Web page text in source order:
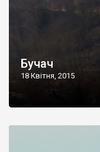
Бучач
18 Квітня, 2015